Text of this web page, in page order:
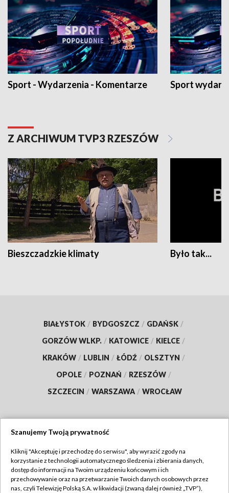
Sport - Wydarzenia - Komentarze Sport
Z ARCHIWUM TVP3 RZESZÓW
Bieszczadzkie klimaty Było tak...
BIAŁYSTOK / BYDGOSZCZ / GDAŃSK /
GORZÓW WLKP. / KATOWICE / KIELCE /
KRAKÓW / LUBLIN / ŁÓDŹ / OLSZTYN /
OPOLE / POZNAŃ / RZESZÓW /
SZCZECIN / WARSZAWA / WROCŁAW
TVP
Abonament TVP
Regulamin TVP
Szanujemy Twoją prywatność
Kliknij "Akceptuję i przechodzę do serwisu", aby wyrazić zgody na
korzystanie z technologii automatycznego śledzenia i zbierania danych,
dostęp do informacji na Twoim urządzeniu końcowym i ich
przechowywanie oraz na przetwarzanie Twoich danych osobowych przez
nas, czyli Telewizję Polską S.A. w likwidacji (zwaną dalej również „TVP”),